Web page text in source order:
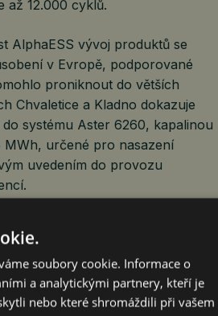
až 12.000 cyklů.
AlphaESS vývoj produktů se
v Evropě, podporované
proniknout do větších
Chvaletice a Kladno dokazuje
systému Aster 6260, kapalinou
MWh, určené pro nasazení
uvedením do provozu
otevřená API (aplikační
(VPP), agregátory
mezi zařízeními
s Octopus Energy, jednou
soubory cookie. Informace o
a analytickými partnery, kteří je
nebo které shromáždili při vašem